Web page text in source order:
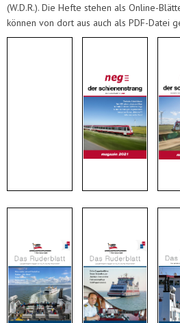
(W.D.R.). Die Hefte stehen als Online-
können von dort aus auch als PDF-Datei